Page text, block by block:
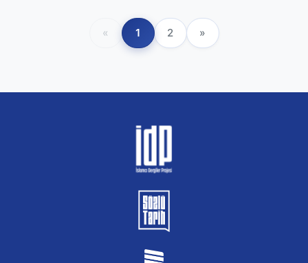
« 1 2 »